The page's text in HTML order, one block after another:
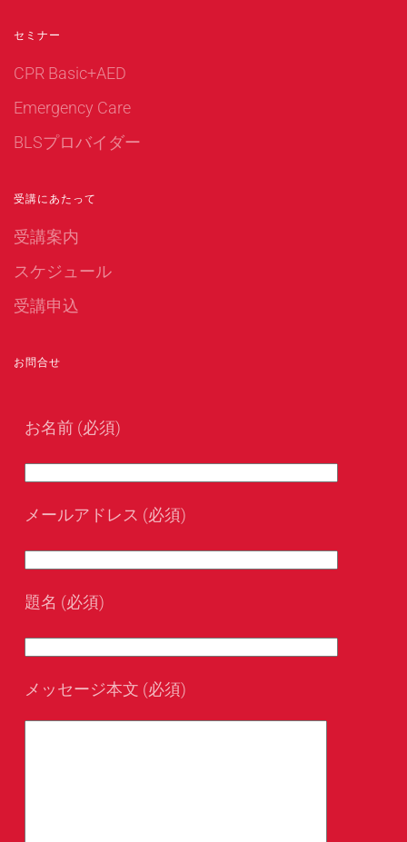
セミナー
CPR Basic+AED
Emergency Care
BLSプロバイダー
受講にあたって
受講案内
スケジュール
受講申込
お問合せ
お名前 (必須)
メールアドレス (必須)
題名 (必須)
メッセージ本文 (必須)